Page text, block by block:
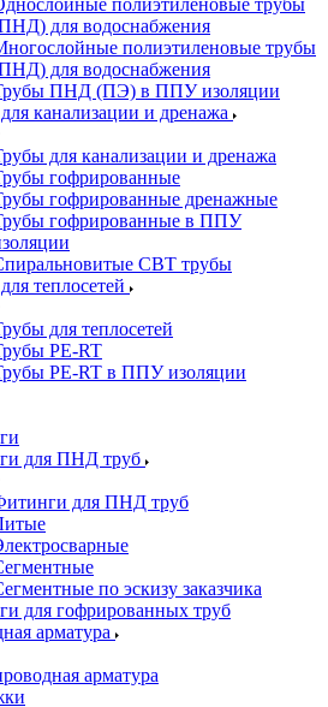
полиэтиленовые трубы
для водоснабжения
полиэтиленовые трубы
для водоснабжения
ПНД (ПЭ) в ППУ изоляции
канализации и дренажа
для канализации и дренажа
гофрированные
гофрированные дренажные
гофрированные в ППУ
СВТ трубы
теплосетей
для теплосетей
PE-RT
PE-RT в ППУ изоляции
для ПНД труб
для ПНД труб
по эскизу заказчика
для гофрированных труб
арматура
арматура